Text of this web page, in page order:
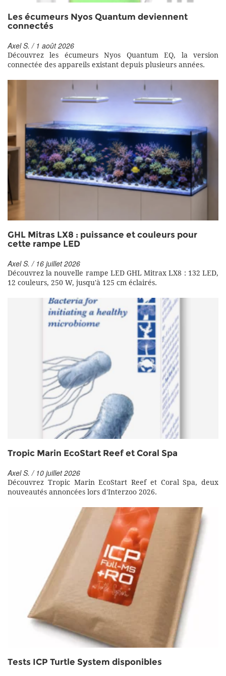
Les écumeurs Nyos Quantum deviennent
connectés
Axel S. / 1 août 2026
Découvrez les écumeurs Nyos Quantum EQ, la version
connectée des appareils existant depuis plusieurs années.
GHL Mitras LX8 : puissance et couleurs pour
cette rampe LED
Axel S. / 16 juillet 2026
Découvrez la nouvelle rampe LED GHL Mitrax LX8 : 132 LED,
12 couleurs, 250 W, jusqu'à 125 cm éclairés.
Tropic Marin EcoStart Reef et Coral Spa
Axel S. / 10 juillet 2026
Découvrez Tropic Marin EcoStart Reef et Coral Spa, deux
nouveautés annoncées lors d'Interzoo 2026.
Tests ICP Turtle System disponibles